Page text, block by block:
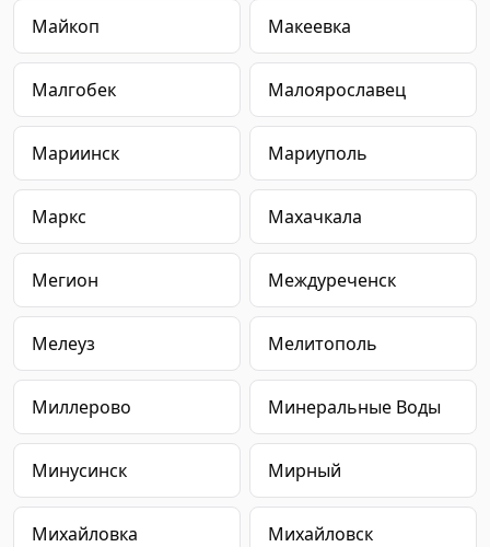
Майкоп Макеевка
Малгобек Малоярославец
Мариинск Мариуполь
Маркс Махачкала
Мегион Междуреченск
Мелеуз Мелитополь
Миллерово Минеральные Воды
Минусинск Мирный
Михайловка Михайловск